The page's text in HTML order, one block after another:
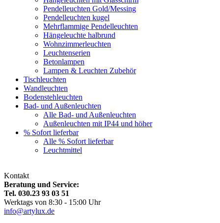
Pendelleuchten Gold/Messing
Pendelleuchten kugel
Mehrflammige Pendelleuchten
Hängeleuchte halbrund
Wohnzimmerleuchten
Leuchtenserien
Betonlampen
Lampen & Leuchten Zubehör
Tischleuchten
Wandleuchten
Bodenstehleuchten
Bad- und Außenleuchten
Alle Bad- und Außenleuchten
Außenleuchten mit IP44 und höher
% Sofort lieferbar
Alle % Sofort lieferbar
Leuchtmittel
Kontakt
Beratung und Service:
Tel. 030.23 93 03 51
Werktags von 8:30 - 15:00 Uhr
info@artylux.de